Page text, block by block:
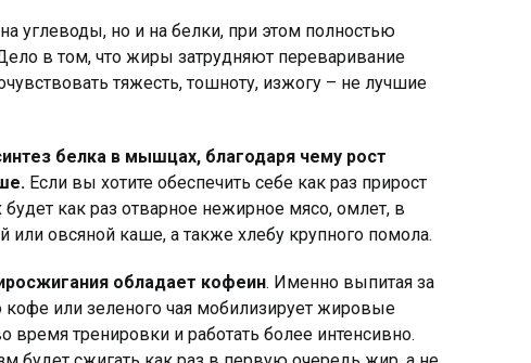
углеводы, но и на белки, при этом полностью
в том, что жиры затрудняют переваривание
тяжесть, тошноту, изжогу – не лучшие
белка в мышцах, благодаря чему рост
Если вы хотите обеспечить себе как раз прирост
как раз отварное нежирное мясо, омлет, в
или овсяной каше, а также хлебу крупного помола.
обладает кофеин. Именно выпитая за
кофе или зеленого чая мобилизирует жировые
время тренировки и работать более интенсивно.